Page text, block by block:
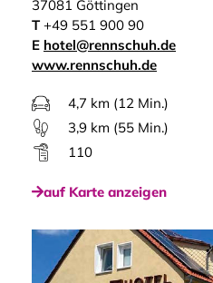
37081 Göttingen
T+49 551 900 90
E hotel@rennschuh.de
www.rennschuh.de
4,7 km (12 Min.)
3,9 km (55 Min.)
110
auf Karte anzeigen